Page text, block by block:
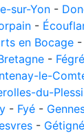
sur-Yon -
-
en Bocage -
-
le-
du-
- Fyé -
- Gétigné